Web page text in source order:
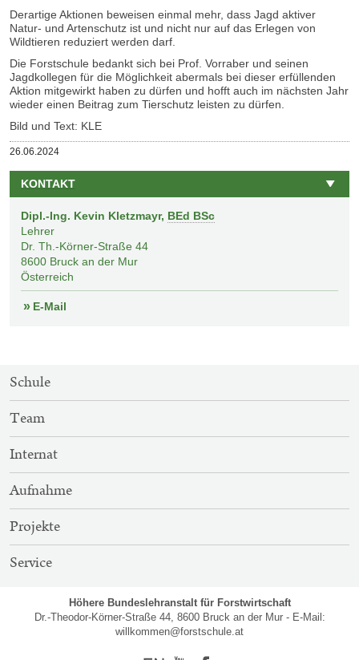
Derartige Aktionen beweisen einmal mehr, dass Jagd aktiver
Natur- und Artenschutz ist und nicht nur auf das Erlegen von
Wildtieren reduziert werden darf.
Die Forstschule bedankt sich bei Prof. Vorraber und seinen
Jagdkollegen für die Möglichkeit abermals bei dieser erfüllenden
Aktion mitgewirkt haben zu dürfen und hofft auch im nächsten Jahr
wieder einen Beitrag zum Tierschutz leisten zu dürfen.
Bild und Text: KLE
Veröffentlicht
26.06.2024
KONTAKT
Dipl.-Ing. Kevin Kletzmayr, BEd BSc
Lehrer
Dr. Th.-Körner-Straße 44
8600 Bruck an der Mur
Österreich
E-Mail
SITEMAP-
NAVIGATION
Schule
Team
Internat
Aufnahme
Projekte
Service
Höhere Bundeslehranstalt für Forstwirtschaft
Dr.-Theodor-Körner-Straße 44, 8600 Bruck an der Mur - E-Mail:
willkommen@forstschule.at